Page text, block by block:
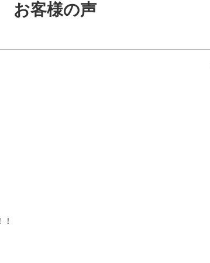
お客様の声